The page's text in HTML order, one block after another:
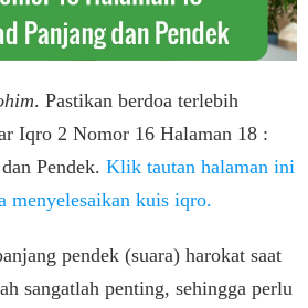
. Pastikan berdoa terlebih
Iqro 2 Nomor 16 Halaman 18 :
Pendek. Klik tautan halaman ini
menyelesaikan kuis iqro.
pendek (suara) harokat saat
sangatlah penting, sehingga perlu